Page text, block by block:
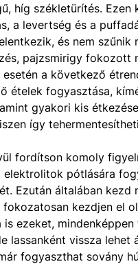
híg székletürítés.
a levertség és a
és nem
pajzsmirigy fokozott
esetén a következő
ételek fogyasztása,
gyakori kis
így
fordítson komoly
pótlására
Ezután általában
fokozatosan kezdjen el
ezeket,
lassanként vissza lehet
fogyaszthat sovány